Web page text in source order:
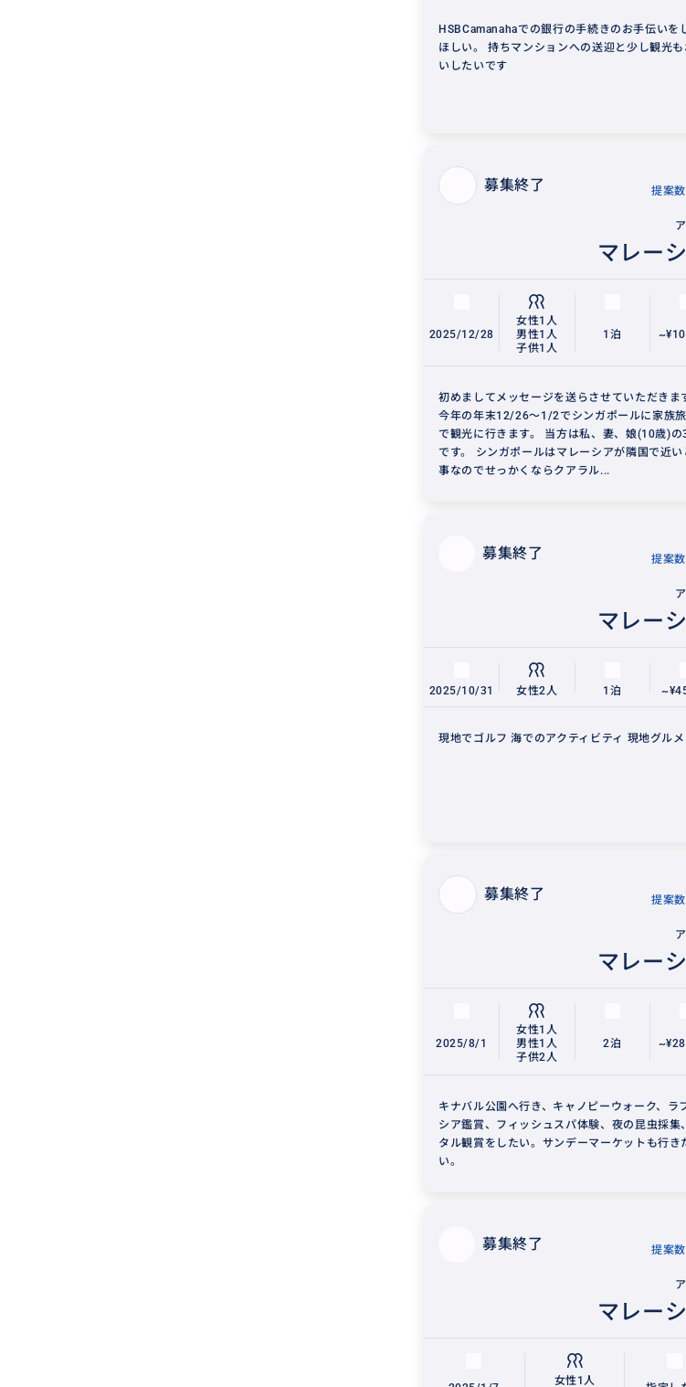
HSBCamanahaでの銀行の手続きのお手伝いを
ほしい。 持ちマンションへの送迎と少し観光
いしたいです
募集終了 提案数
マレー
2025/12/28
女性1人
男性1人
子供1人
1泊
初めましてメッセージを送らさせていただきま
今年の年末12/26〜1/2でシンガポールに家族
で観光に行きます。 当方は私、妻、娘(10歳)の
です。 シンガポールはマレーシアが隣国で近い
事なのでせっかくならクアラル...
募集終了 提案数
マレー
2025/10/31 女性2人 1泊
現地でゴルフ 海でのアクティビティ 現地グルメ
募集終了 提案数
マレー
2025/8/1
女性1人
男性1人
子供2人
2泊
キナバル公園へ行き、キャノピーウォーク、ラ
シア鑑賞、フィッシュスパ体験、夜の昆虫採集
タル観賞をしたい。サンデーマーケットも行き
い。
募集終了 提案数
マレー
女性1人